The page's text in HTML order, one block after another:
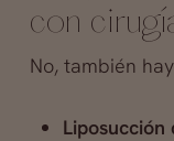
con
No, también
Liposucción